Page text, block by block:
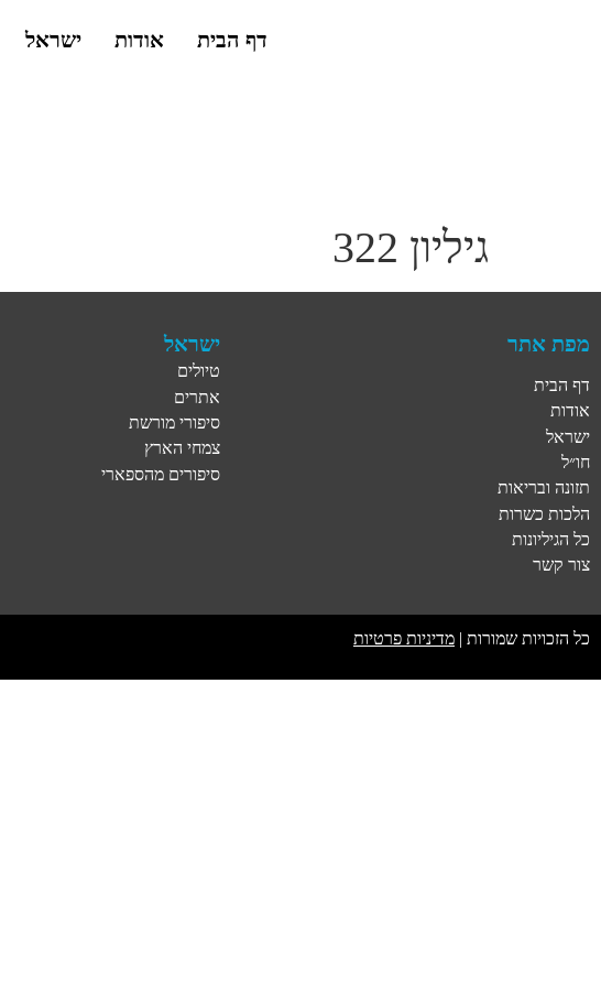
דף הבית אודות ישראל
גיליון 322
מפת אתר
דף הבית
אודות
ישראל
חו״ל
תזונה ובריאות
הלכות כשרות
כל הגיליונות
צור קשר
ישראל
טיולים
אתרים
סיפורי מורשת
צמחי הארץ
סיפורים מהספארי
כל הזכויות שמורות | מדיניות פרטיות